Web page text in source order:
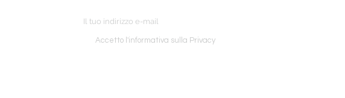
Accetto l'informativa sulla Privacy